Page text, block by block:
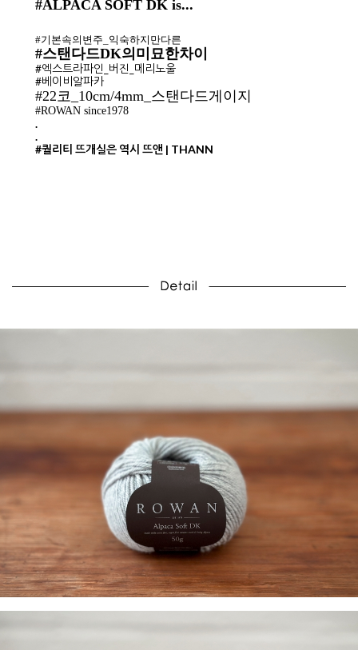
#ALPACA SOFT DK is...
#기본속의변주_익숙하지만다른
#스탠다드DK의미묘한차이
#엑스트라파인_버진_메리노울
#베이비알파카
#22코_10cm/4mm_스탠다드게이지
#ROWAN since1978
.
.
#퀄리티 뜨개실은 역시 뜨앤 | THANN